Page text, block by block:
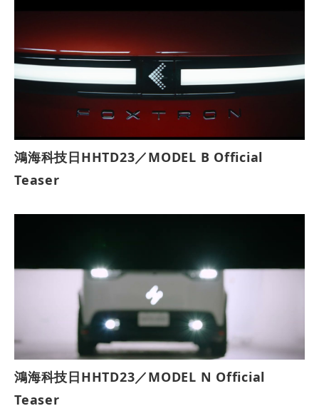
鴻海科技日HHTD23／MODEL B Official
Teaser
鴻海科技日HHTD23／MODEL N Official
Teaser